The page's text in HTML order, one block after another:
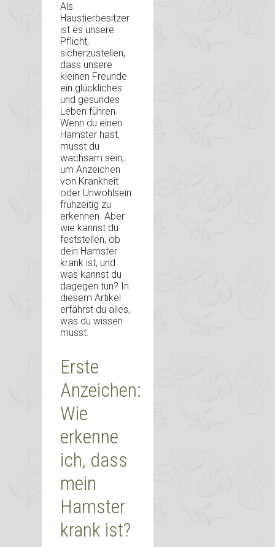
Als
Haustierbesitzer
ist es unsere
Pflicht,
sicherzustellen,
dass unsere
kleinen Freunde
ein glückliches
und gesundes
Leben führen.
Wenn du einen
Hamster hast,
musst du
wachsam sein,
um Anzeichen
von Krankheit
oder Unwohlsein
frühzeitig zu
erkennen. Aber
wie kannst du
feststellen, ob
dein Hamster
krank ist, und
was kannst du
dagegen tun? In
diesem Artikel
erfährst du alles,
was du wissen
musst.
Erste
Anzeichen:
Wie
erkenne
ich, dass
mein
Hamster
krank ist?